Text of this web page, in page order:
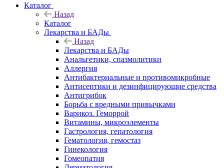
Каталог
Назад
Каталог
Лекарства и БАДы
Назад
Лекарства и БАДы
Анальгетики, спазмолитики
Аллергия
Антибактериальные и противомикробные
Антисептики и дезинфицирующие средства
Антигрибок
Борьба с вредными привычками
Варикоз. Геморрой
Витамины, микроэлементы
Гастрология, гепатология
Гематология, гемостаз
Гинекология
Гомеопатия